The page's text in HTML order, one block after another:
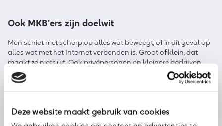
Deze website maakt gebruik van cookies
Ook MKB’ers zijn doelwit
Men schiet met scherp op alles wat beweegt, of in dit geval op
alles wat met het Internet verbonden is. Groot of klein, dat
maakt ze niets uit. Ook privépersonen en kleinere bedrijven
pakken ze mee. Misschien juist wel die eenpitters en MKB’ers,
omdat daar vaak geen grote verdedigingslinies te nemen zijn.
om te investeren incybersecurity. Dat hoeft niet
noodzakelijkerwijs gepaard te gaan met forse investeringen in